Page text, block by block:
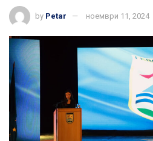
by Petar ноември 11, 2024